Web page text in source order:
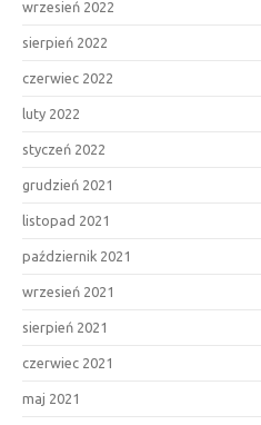
wrzesień 2022
sierpień 2022
czerwiec 2022
luty 2022
styczeń 2022
grudzień 2021
listopad 2021
październik 2021
wrzesień 2021
sierpień 2021
czerwiec 2021
maj 2021